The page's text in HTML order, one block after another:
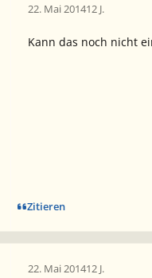
22. Mai 201412 J.
Kann das noch nicht
Zitieren
22. Mai 201412 J.